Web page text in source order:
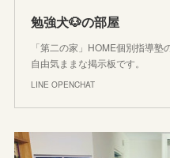
勉強犬🐶の部屋
「第二の家」HOME個別指導
自由気ままな掲示板です。
LINE OPENCHAT